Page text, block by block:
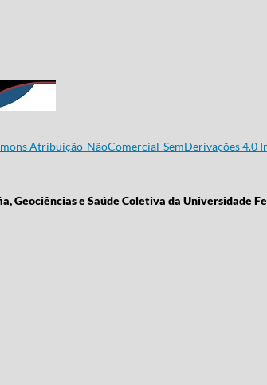
Atribuição-NãoComercial-SemDerivações 4.0
e Saúde Coletiva da Universidade